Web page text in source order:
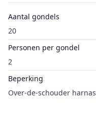
Aantal gondels
20
Personen per gondel
2
Beperking
Over-de-schouder harnas